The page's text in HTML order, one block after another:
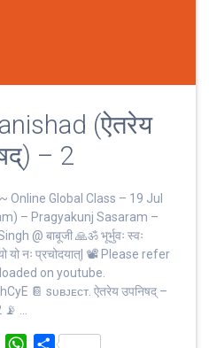
(ऐतरेय
– 2
Online Global Class – 19 Jul
– Pragyakunj Sasaram –
@ बाबूजी 🙏ॐ भूर्भुवः स्‍वः
यो नः प्रचोदयात्‌| 📽 Please refer
on youtube.
📔 sᴜʙᴊᴇᴄᴛ. ऐतरेय उपनिषद् –
📡 …
W
S